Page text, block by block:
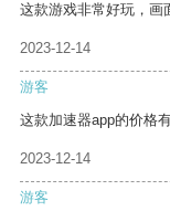
这款游戏非常好玩，画
2023-12-14
游客
这款加速器app的价格
2023-12-14
游客